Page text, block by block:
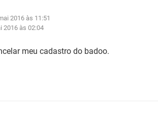
2016 às 11:51
2016 às 02:04
meu cadastro do badoo.